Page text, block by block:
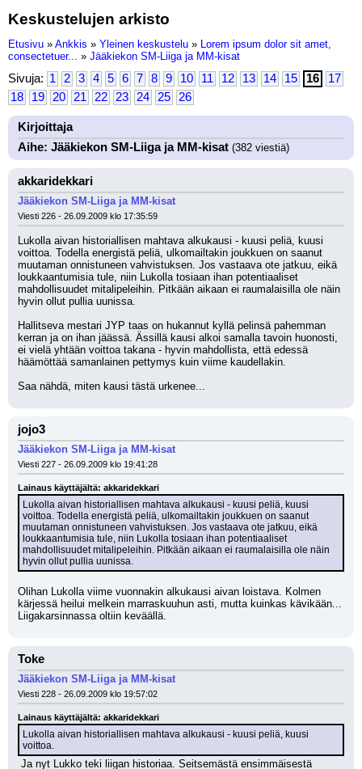
Keskustelujen arkisto
Etusivu » Ankkis » Yleinen keskustelu » Lorem ipsum dolor sit amet,
consectetuer... » Jääkiekon SM-Liiga ja MM-kisat
Sivuja: 1 2 3 4 5 6 7 8 9 10 11 12 13 14 15 16
17
18
19 20 21 22 23 24 25 26
Kirjoittaja
Aihe: Jääkiekon SM-Liiga ja MM-kisat (382 viestiä)
akkaridekkari
Jääkiekon SM-Liiga ja MM-kisat
Viesti 226 - 26.09.2009 klo 17:35:59
Lukolla aivan historiallisen mahtava alkukausi - kuusi peliä, kuusi
voittoa. Todella energistä peliä, ulkomailtakin joukkuen on saanut
muutaman onnistuneen vahvistuksen. Jos vastaava ote jatkuu, eikä
loukkaantumisia tule, niin Lukolla tosiaan ihan potentiaaliset
mahdollisuudet mitalipeleihin. Pitkään aikaan ei raumalaisilla ole näin
hyvin ollut pullia uunissa.
Hallitseva mestari JYP taas on hukannut kyllä pelinsä pahemman
kerran ja on ihan jäässä. Ässillä kausi alkoi samalla tavoin huonosti,
ei vielä yhtään voittoa takana - hyvin mahdollista, että edessä
häämöttää samanlainen pettymys kuin viime kaudellakin.
Saa nähdä, miten kausi tästä urkenee...
jojo3
Jääkiekon SM-Liiga ja MM-kisat
Viesti 227 - 26.09.2009 klo 19:41:28
Lainaus käyttäjältä: akkaridekkari
Lukolla aivan historiallisen mahtava alkukausi - kuusi peliä, kuusi
voittoa. Todella energistä peliä, ulkomailtakin joukkuen on saanut
muutaman onnistuneen vahvistuksen. Jos vastaava ote jatkuu, eikä
loukkaantumisia tule, niin Lukolla tosiaan ihan potentiaaliset
mahdollisuudet mitalipeleihin. Pitkään aikaan ei raumalaisilla ole näin
hyvin ollut pullia uunissa.
Olihan Lukolla viime vuonnakin alkukausi aivan loistava. Kolmen
kärjessä heilui melkein marraskuuhun asti, mutta kuinkas kävikään...
Liigakarsinnassa oltiin keväällä.
Toke
Jääkiekon SM-Liiga ja MM-kisat
Viesti 228 - 26.09.2009 klo 19:57:02
Lainaus käyttäjältä: akkaridekkari
Lukolla aivan historiallisen mahtava alkukausi - kuusi peliä, kuusi
voittoa.